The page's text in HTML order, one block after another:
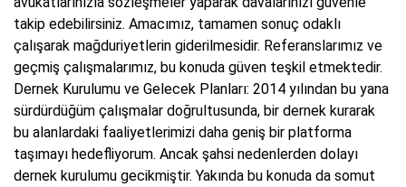
takip edebilirsiniz. Amacımız, tamamen sonuç odaklı
çalışarak mağduriyetlerin giderilmesidir. Referanslarımız ve
geçmiş çalışmalarımız, bu konuda güven teşkil etmektedir.
Dernek Kurulumu ve Gelecek Planları: 2014 yılından bu yana
sürdürdüğüm çalışmalar doğrultusunda, bir dernek kurarak
bu alanlardaki faaliyetlerimizi daha geniş bir platforma
taşımayı hedefliyorum. Ancak şahsi nedenlerden dolayı
dernek kurulumu gecikmiştir. Yakında bu konuda da somut